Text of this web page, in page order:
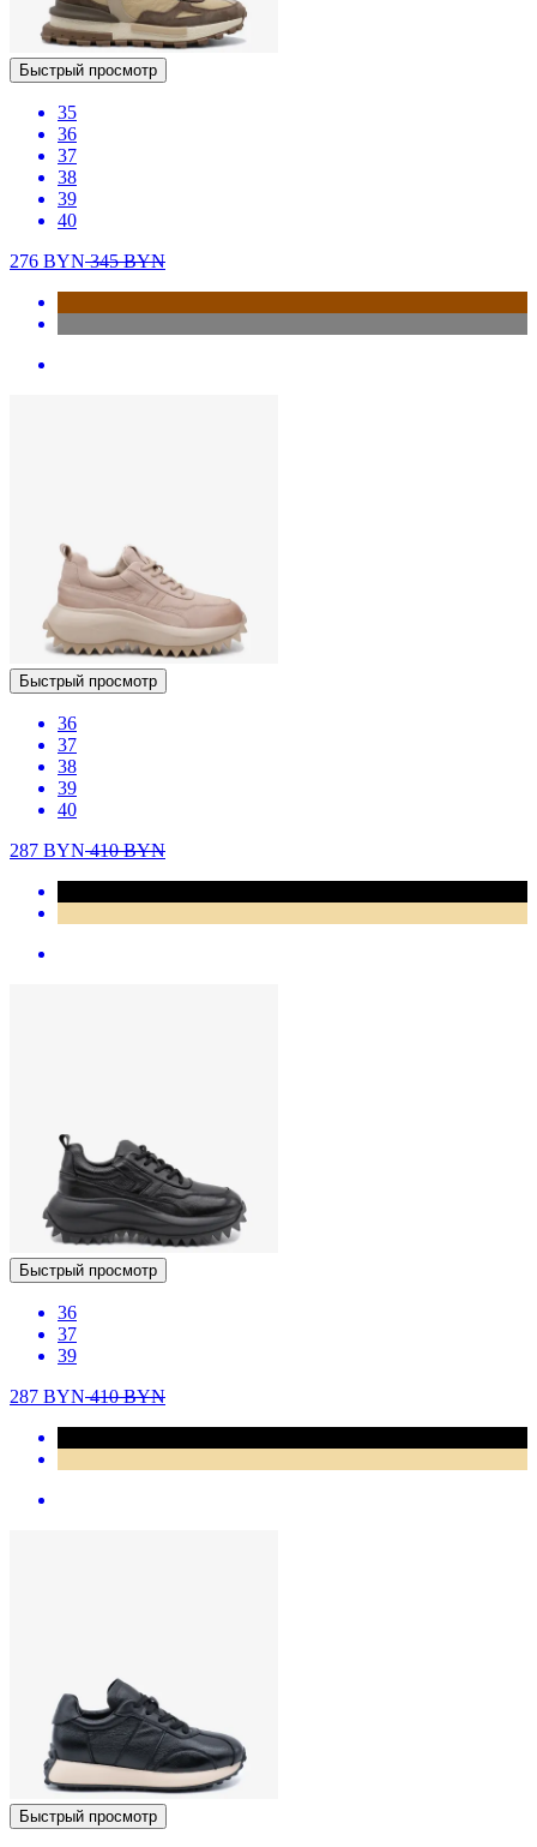
Быстрый просмотр
35
36
37
38
39
40
276 BYN345BYN
Быстрый просмотр
36
37
38
39
40
287 BYN410BYN
Быстрый просмотр
36
37
39
287 BYN410BYN
Быстрый просмотр